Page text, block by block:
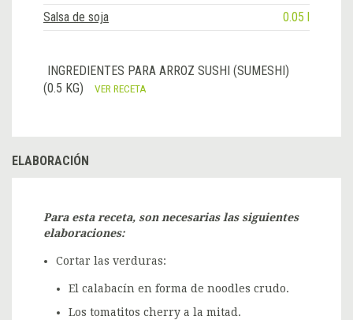
Salsa de soja
0.05 l
INGREDIENTES PARA ARROZ SUSHI (SUMESHI)
(0.5 KG)
VER RECETA
ELABORACIÓN
Para esta receta, son necesarias las siguientes
elaboraciones:
Cortar las verduras:
El calabacín en forma de noodles crudo.
Los tomatitos cherry a la mitad.